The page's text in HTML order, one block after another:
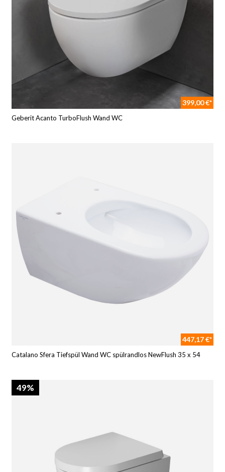
399,00 €*
Geberit Acanto TurboFlush Wand WC
447,17 €*
Catalano Sfera Tiefspül Wand WC spülrandlos NewFlush 35 x 54
49%